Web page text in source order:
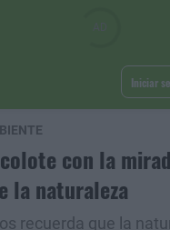
Iniciar
con la
la naturaleza
recuerda que la